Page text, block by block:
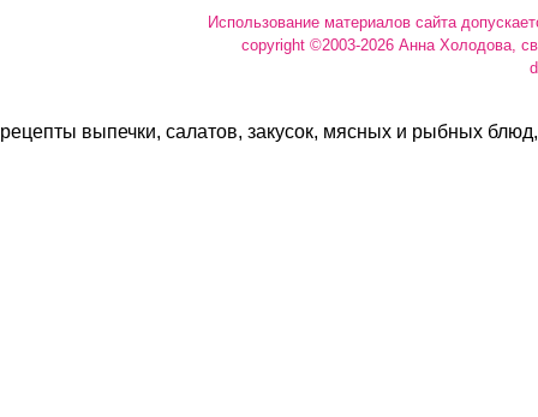
Использование материалов сайта
copyright ©2003-2026 Анна Холодова,
рецепты выпечки, салатов, закусок, мясных и рыбных